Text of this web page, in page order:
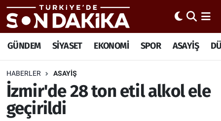
GÜNDEM SİYASET EKONOMİ SPOR ASAYİŞ
HABERLER ASAYİŞ
İzmir'de 28 ton etil alkol ele
geçirildi
Trafik Durumu
Süper Lig Puan Durumu ve Fikstür
Tüm Manşetler